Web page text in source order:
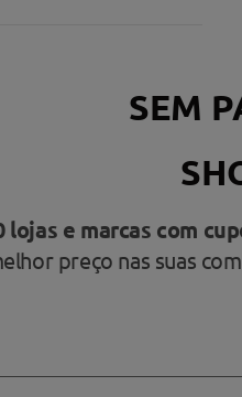
SEM
lojas e marcas com
preço nas suas